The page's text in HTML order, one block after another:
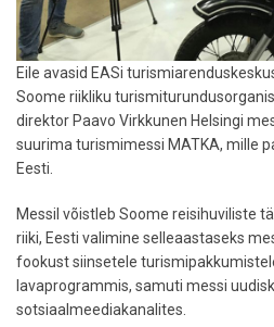
Eile avasid EASi
Soome riikliku
direktor Paavo Virkkunen Helsingi
suurima turismimessi MATKA, mille
Eesti.
Messil võistleb Soome reisihuviliste
riiki, Eesti valimine selleaastaseks
fookust siinsetele
lavaprogrammis, samuti messi
sotsiaalmeediakanalites.